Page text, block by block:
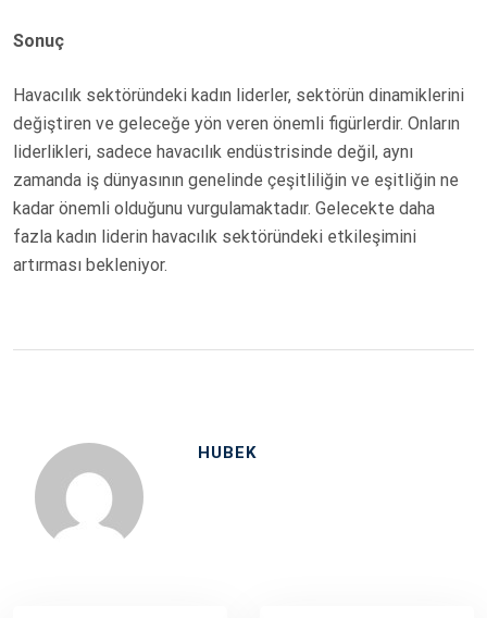
Sonuç
Havacılık sektöründeki kadın liderler, sektörün dinamiklerini
değiştiren ve geleceğe yön veren önemli figürlerdir. Onların
liderlikleri, sadece havacılık endüstrisinde değil, aynı
zamanda iş dünyasının genelinde çeşitliliğin ve eşitliğin ne
kadar önemli olduğunu vurgulamaktadır. Gelecekte daha
fazla kadın liderin havacılık sektöründeki etkileşimini
artırması bekleniyor.
HUBEK